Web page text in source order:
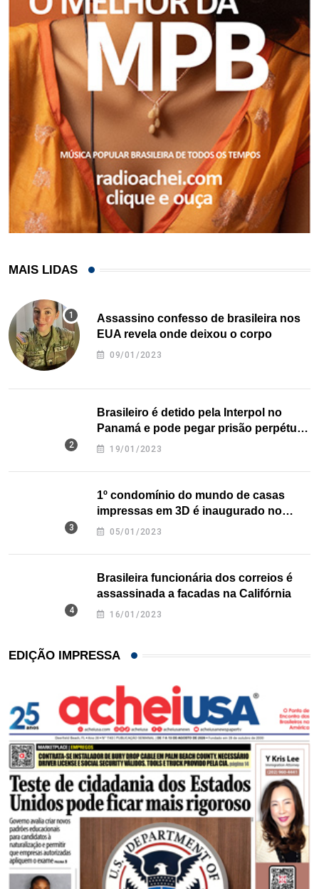
MAIS LIDAS
Assassino confesso de brasileira nos
EUA revela onde deixou o corpo
09/01/2023
Brasileiro é detido pela Interpol no
Panamá e pode pegar prisão perpétua
nos EUA
19/01/2023
1º condomínio do mundo de casas
impressas em 3D é inaugurado no
Texas
05/01/2023
Brasileira funcionária dos correios é
assassinada a facadas na Califórnia
16/01/2023
EDIÇÃO IMPRESSA